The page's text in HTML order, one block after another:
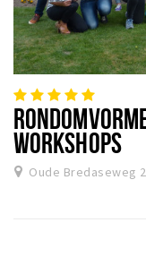
WORKSHOPS
Oude Bredaseweg